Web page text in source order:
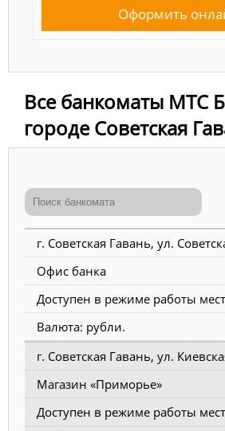
Оформить
Все банкоматы МТС
городе Советская
г. Советская Гавань, ул.
Офис банка
Доступен в режиме работы
Валюта: рубли.
г. Советская Гавань, ул.
Магазин «Приморье»
Доступен в режиме работы